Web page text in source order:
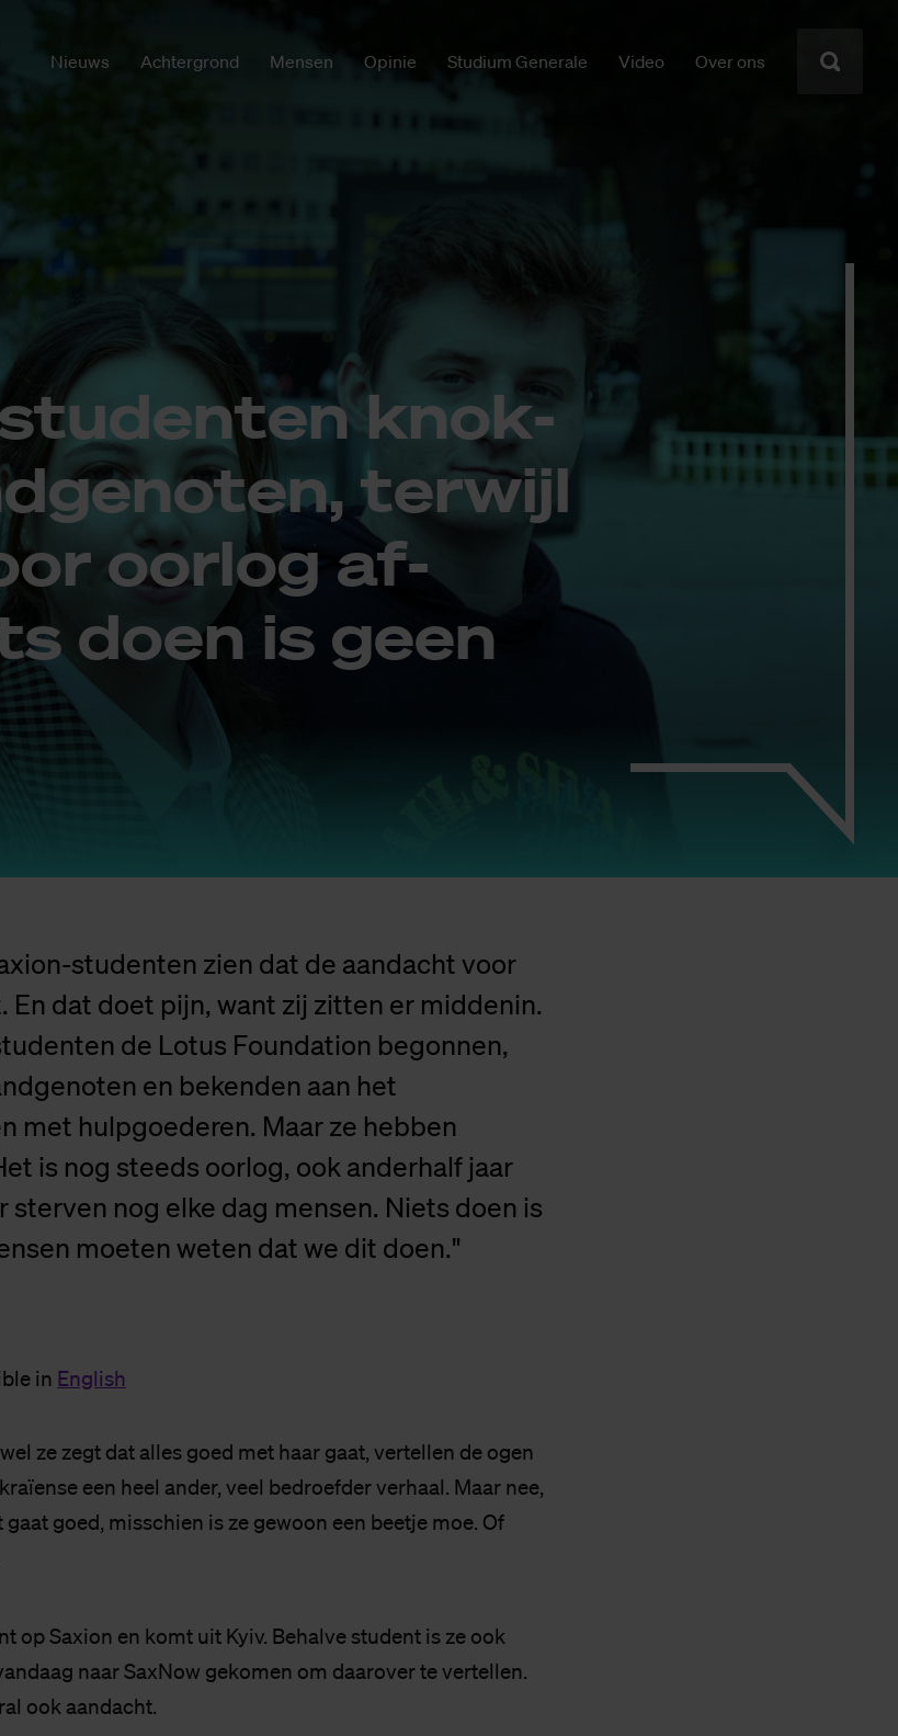
Nieuws Achtergrond Mensen Opinie Studium Generale Video Over ons
knok­
ter­wijl
oor­log af­
doen is geen
studenten zien dat de aandacht voor
En dat doet pijn, want zij zitten er middenin.
de Lotus Foundation begonnen,
en bekenden aan het
met hulpgoederen. Maar ze hebben
is nog steeds oorlog, ook anderhalf jaar
sterven nog elke dag mensen. Niets doen is
moeten weten dat we dit doen."
in English
ze zegt dat alles goed met haar gaat, vertellen de ogen
een heel ander, veel bedroefder verhaal. Maar nee,
gaat goed, misschien is ze gewoon een beetje moe. Of
op Saxion en komt uit Kyiv. Behalve student is ze ook
naar SaxNow gekomen om daarover te vertellen.
ook aandacht.